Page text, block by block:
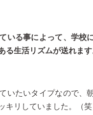
いる事によって、学校
る生活リズムが送れます
いたいタイプなので、
キリしていました。（笑